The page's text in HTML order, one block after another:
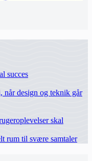
succes
når design og teknik går
skal
rum til svære samtaler